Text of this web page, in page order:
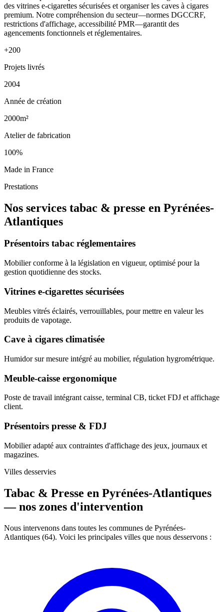
des vitrines e-cigarettes sécurisées et organiser les caves à cigares
premium. Notre compréhension du secteur—normes DGCCRF,
restrictions d'affichage, accessibilité PMR—garantit des
agencements fonctionnels et réglementaires.
+200
Projets livrés
2004
Année de création
2000m²
Atelier de fabrication
100%
Made in France
Prestations
Nos services tabac & presse en Pyrénées-
Atlantiques
Présentoirs tabac réglementaires
Mobilier conforme à la législation en vigueur, optimisé pour la
gestion quotidienne des stocks.
Vitrines e-cigarettes sécurisées
Meubles vitrés éclairés, verrouillables, pour mettre en valeur les
produits de vapotage.
Cave à cigares climatisée
Humidor sur mesure intégré au mobilier, régulation hygrométrique.
Meuble-caisse ergonomique
Poste de travail intégrant caisse, terminal CB, ticket FDJ et affichage
client.
Présentoirs presse & FDJ
Mobilier adapté aux contraintes d'affichage des jeux, journaux et
magazines.
Villes desservies
Tabac & Presse en Pyrénées-Atlantiques
—nos zones d'intervention
Nous intervenons dans toutes les communes de Pyrénées-
Atlantiques (64). Voici les principales villes que nous desservons :